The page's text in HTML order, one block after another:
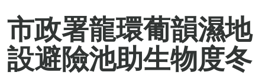
市政署龍環葡韻濕地
設避險池助生物度冬